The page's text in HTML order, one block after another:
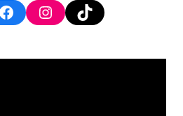
FacebookInstagram
TikTok